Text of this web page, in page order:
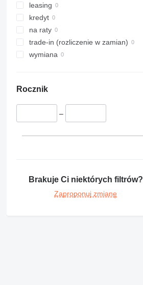
leasing
kredyt
na raty
trade-in (rozliczenie w zamian)
wymiana
Rocznik
–
Brakuje Ci niektórych filtrów?
Zaproponuj zmianę